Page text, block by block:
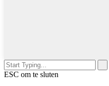
ESC om te sluten